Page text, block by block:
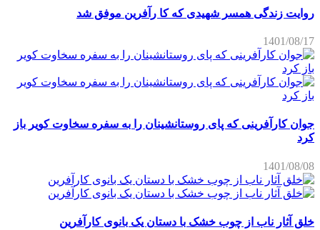
روایت زندگی همسر شهیدی که کا رآفرین موفق شد
1401/08/17
جوان کارآفرینی که پای روستانشینان را به سفره سخاوت کویر باز
کرد
1401/08/08
خلق آثار ناب از چوب خشک با دستان یک بانوی کارآفرین